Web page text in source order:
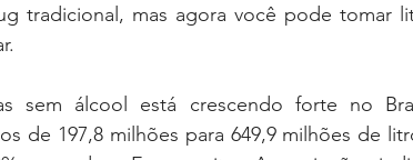
tradicional, mas agora você pode tomar
sem álcool está crescendo forte no
de 197,8 milhões para 649,9 milhões de